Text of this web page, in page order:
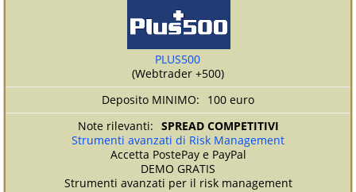
PLUS500
(Webtrader +500)
100 euro
SPREAD COMPETITIVI
Strumenti avanzati di Risk Management
Accetta PostePay e PayPal
DEMO GRATIS
Strumenti avanzati per il risk management